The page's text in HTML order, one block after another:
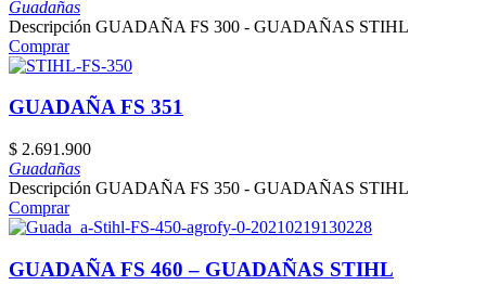
Guadañas
Descripción GUADAÑA FS 300 - GUADAÑAS STIHL
Comprar
GUADAÑA FS 351
$ 2.691.900
Guadañas
Descripción GUADAÑA FS 350 - GUADAÑAS STIHL
Comprar
GUADAÑA FS 460 – GUADAÑAS STIHL